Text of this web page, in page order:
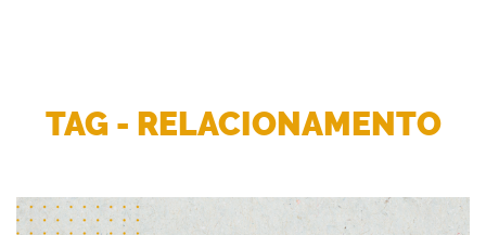
TAG - RELACIONAMENTO